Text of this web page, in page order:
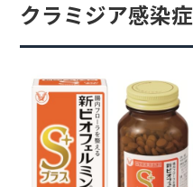
クラミジア感染